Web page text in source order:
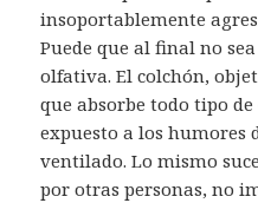
insoportablemente
Puede que al final no
olfativa. El colchón,
que absorbe todo tipo
expuesto a los humores
ventilado. Lo mismo
por otras personas, no